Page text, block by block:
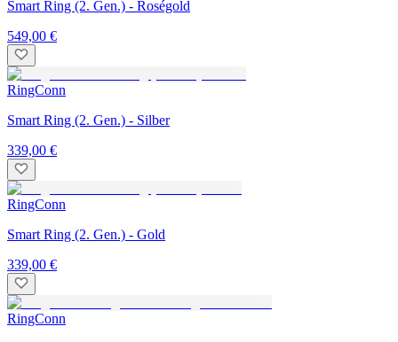
Smart Ring (2. Gen.) - Roségold
549,00 €
RingConn
Smart Ring (2. Gen.) - Silber
339,00 €
RingConn
Smart Ring (2. Gen.) - Gold
339,00 €
RingConn